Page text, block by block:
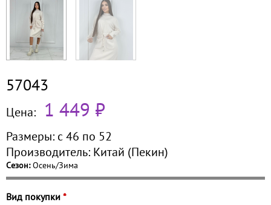
57043
Цена: 1 449 ₽
Размеры: с 46 по 52
Производитель: Китай (Пекин)
Сезон:Осень/Зима
Вид покупки *